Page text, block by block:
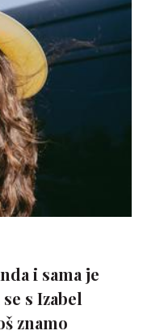
i sama je
s Izabel
znamo